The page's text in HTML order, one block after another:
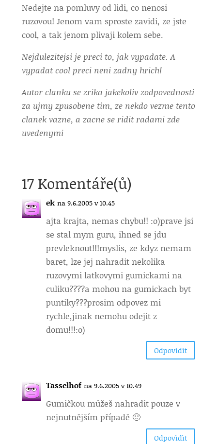
Nedejte na pomluvy od lidi, co nenosi
ruzovou! Jenom vam sproste zavidi, ze jste
cool, a tak jenom plivaji kolem sebe.
Nejdulezitejsi je preci to, jak vypadate. A
vypadat cool preci neni zadny hrich!
Autor clanku se zrika jakekoliv zodpovednosti
za ujmy zpusobene tim, ze nekdo vezme tento
clanek vazne, a zacne se ridit radami zde
uvedenymi
17 Komentáře(ů)
ek na 9.6.2005 v 10.45
ajta krajta, nemas chybu!! :o)prave jsi
se stal mym guru, ihned se jdu
prevleknout!!!myslis, ze kdyz nemam
baret, lze jej nahradit nekolika
ruzovymi latkovymi gumickami na
culiku????a mohou na gumickach byt
puntiky???prosim odpovez mi
rychle,jinak nemohu odejit z
domu!!!:o)
Odpovìdìt
Tasselhof na 9.6.2005 v 10.49
Gumičkou můžeš nahradit pouze v
nejnutnějším případě 🙂
Odpovìdìt